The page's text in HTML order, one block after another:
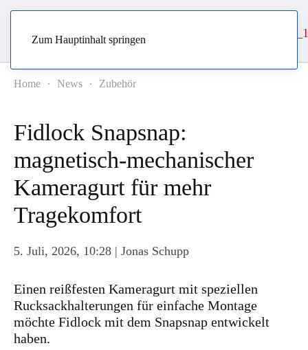
Zum Hauptinhalt springen
Home News Zubehör
Fidlock Snapsnap:
magnetisch-mechanischer
Kameragurt für mehr
Tragekomfort
5. Juli, 2026, 10:28 | Jonas Schupp
Einen reißfesten Kameragurt mit speziellen
Rucksackhalterungen für einfache Montage
möchte Fidlock mit dem Snapsnap entwickelt
haben.